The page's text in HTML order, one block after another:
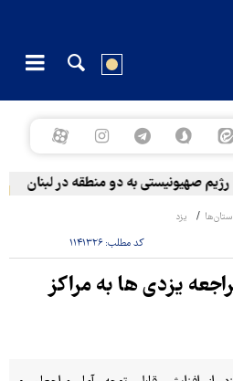
صهیونیستی به دو منطقه در لبنان
یزد
کد مطلب: ۱۱۴۱۳۲۶
مراجعه یزدی ها به مراکز